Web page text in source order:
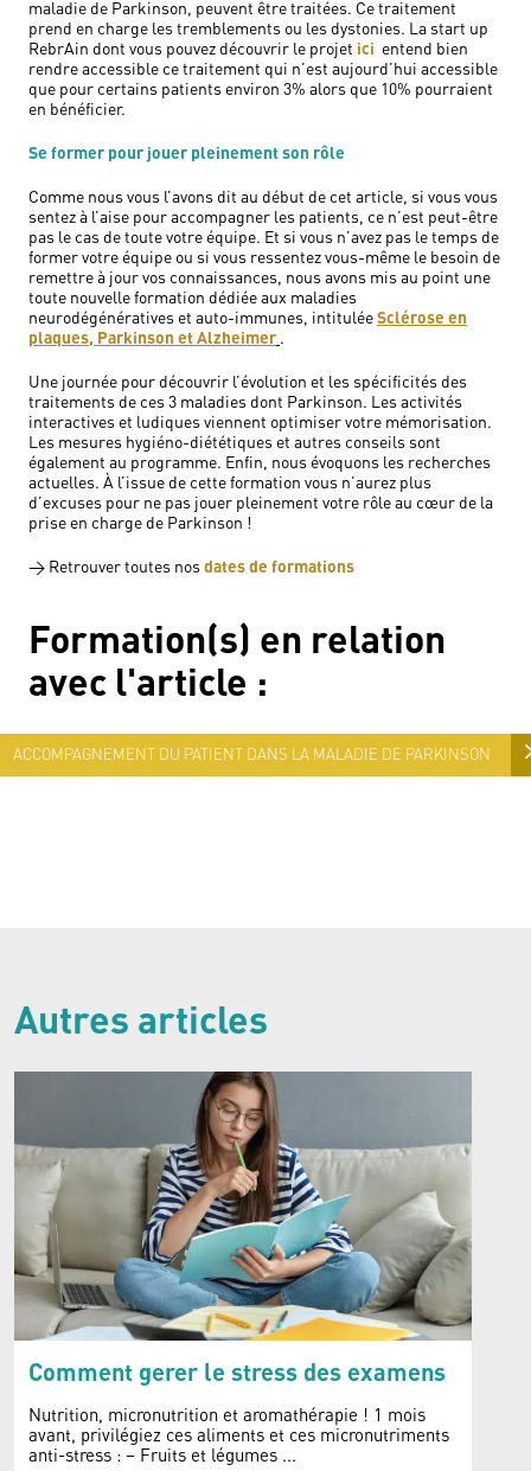
maladie de Parkinson, peuvent être traitées. Ce traitement
prend en charge les tremblements ou les dystonies. La start up
RebrAin dont vous pouvez découvrir le projet ici entend bien
rendre accessible ce traitement qui n’est aujourd’hui accessible
que pour certains patients environ 3% alors que 10% pourraient
en bénéficier.
Se former pour jouer pleinement son rôle
Comme nous vous l’avons dit au début de cet article, si vous vous
sentez à l’aise pour accompagner les patients, ce n’est peut-être
pas le cas de toute votre équipe. Et si vous n’avez pas le temps de
former votre équipe ou si vous ressentez vous-même le besoin de
remettre à jour vos connaissances, nous avons mis au point une
toute nouvelle formation dédiée aux maladies
neurodégénératives et auto-immunes, intituléeSclérose en
plaques, Parkinson et Alzheimer .
Une journée pour découvrir l’évolution et les spécificités des
traitements de ces 3 maladies dont Parkinson. Les activités
interactives et ludiques viennent optimiser votre mémorisation.
Les mesures hygiéno-diététiques et autres conseils sont
également au programme. Enfin, nous évoquons les recherches
actuelles. À l’issue de cette formation vous n’aurez plus
d’excuses pour ne pas jouer pleinement votre rôle au cœur de la
prise en charge de Parkinson !
> Retrouver toutes nosdates de formations
Formation(s) en relation
avec l'article :
ACCOMPAGNEMENT DU PATIENT DANS LA MALADIE DE PARKINSON
Autres articles
Comment gerer le stress des examens
Nutrition, micronutrition et aromathérapie ! 1 mois
avant, privilégiez ces aliments et ces micronutriments
anti-stress : – Fruits et légumes ...